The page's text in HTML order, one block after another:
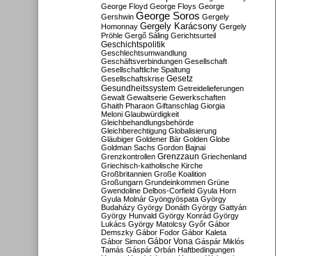
George Floyd George Floys George
Gershwin George Soros Gergely
Homonnay Gergely Karácsony Gergely
Pröhle Gergő Sáling Gerichtsurteil
Geschichtspolitik
Geschlechtsumwandlung
Geschäftsverbindungen Gesellschaft
Gesellschaftliche Spaltung
Gesellschaftskrise Gesetz
Gesundheitssystem Getreidelieferungen
Gewalt Gewaltserie Gewerkschaften
Ghaith Pharaon Giftanschlag Giorgia
Meloni Glaubwürdigkeit
Gleichbehandlungsbehörde
Gleichberechtigung Globalisierung
Gläubiger Goldener Bär Golden Globe
Goldman Sachs Gordon Bajnai
Grenzkontrollen Grenzzaun Griechenland
Griechisch-katholische Kirche
Großbritannien Große Koalition
Großungarn Grundeinkommen Grüne
Gwendoline Delbos-Corfield Gyula Horn
Gyula Molnár Gyöngyöspata György
Budaházy György Donáth György Gattyán
György Hunvald György Konrád György
Lukács György Matolcsy Győr Gábor
Demszky Gábor Fodor Gábor Kaleta
Gábor Simon Gábor Vona Gáspár Miklós
Tamás Gáspár Orbán Haftbedingungen